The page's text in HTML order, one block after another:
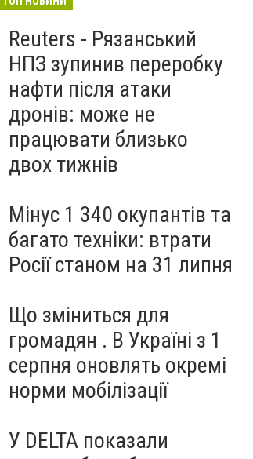
Reuters - Рязанський
НПЗ зупинив переробку
нафти після атаки
дронів: може не
працювати близько
двох тижнів
Мінус 1 340 окупантів та
багато техніки: втрати
Росії станом на 31 липня
Що зміниться для
громадян . В Україні з 1
серпня оновлять окремі
норми мобілізації
У DELTA показали